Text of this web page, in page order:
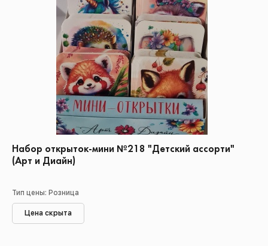
Набор открыток-мини №218 "Детский ассорти"
(Арт и Диайн)
Тип цены: Розница
Цена скрыта